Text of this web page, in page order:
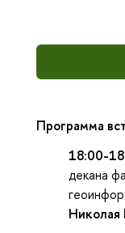
Программа
18:00-
декана
Николая